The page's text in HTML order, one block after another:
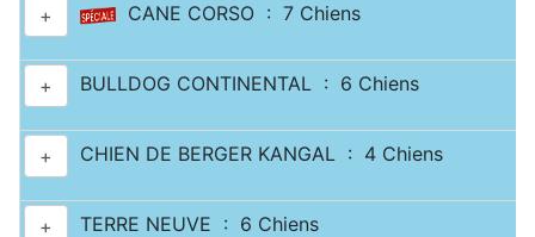
+ CANE CORSO : 7 Chiens
+ BULLDOG CONTINENTAL : 6 Chiens
+ CHIEN DE BERGER KANGAL : 4 Chiens
+ TERRE NEUVE : 6 Chiens